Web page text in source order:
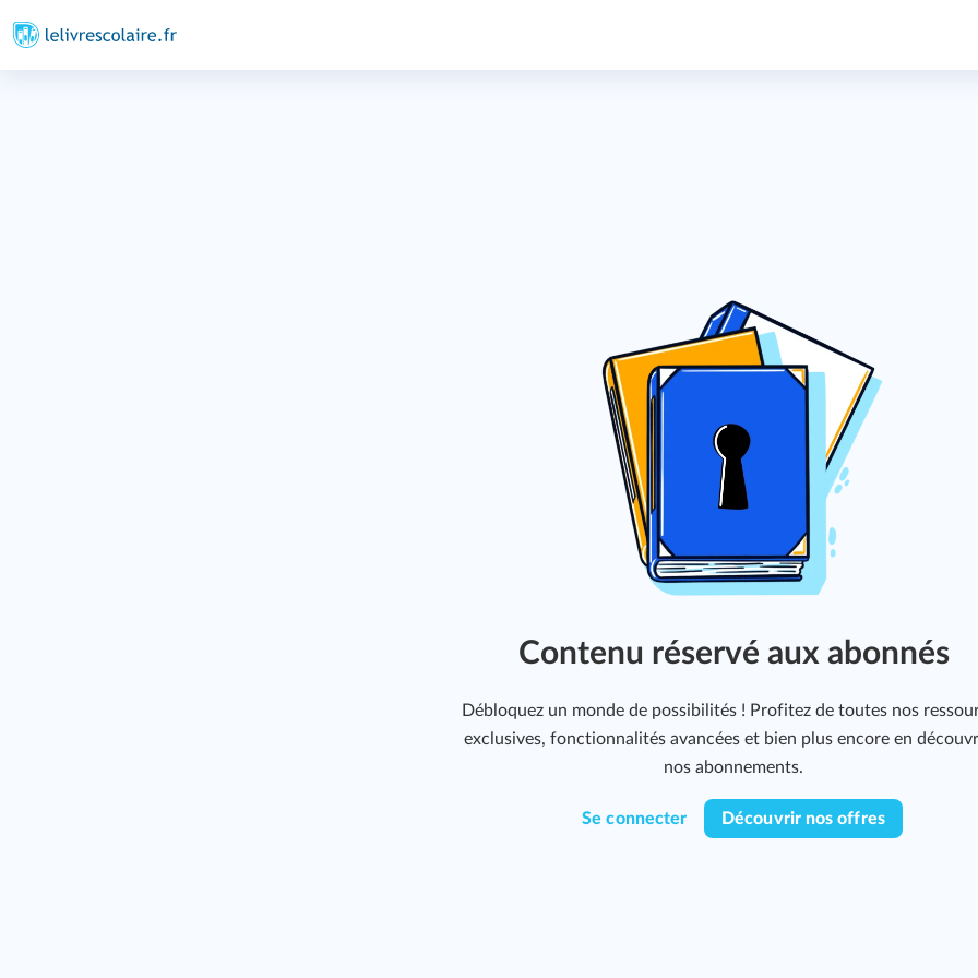
Contenu réservé aux abonnés
Débloquez un monde de possibilités ! Profitez de toutes nos
exclusives, fonctionnalités avancées et bien plus encore en
nos abonnements.
Se connecter Découvrir nos offres